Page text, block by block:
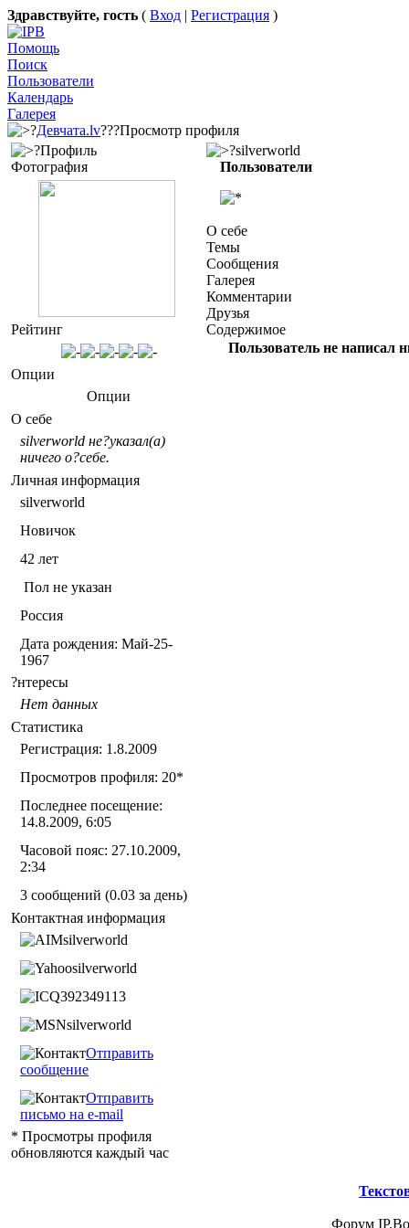
Здравствуйте, гость ( Вход | Регистрация )
Помощь
Поиск
Пользователи
Календарь
Галерея
?Девчата.lv???Просмотр профиля
?Профиль
Фотография
Рейтинг
Опции
Опции
О себе
silverworld не?указал(а)
ничего о?себе.
Личная информация
silverworld
Новичок
42 лет
Пол не указан
Россия
Дата рождения: Май-25-
1967
?нтересы
Нет данных
Статистика
Регистрация: 1.8.2009
Просмотров профиля: 20*
Последнее посещение:
14.8.2009, 6:05
Часовой пояс: 27.10.2009,
2:34
3 сообщений (0.03 за день)
Контактная информация
silverworld
silverworld
392349113
silverworld
Отправить
сообщение
Отправить
письмо на e-mail
* Просмотры профиля
обновляются каждый час
?silverworld
Пользователи
О себе
Темы
Сообщения
Галерея
Комментарии
Друзья
Содержимое
Пользователь не написал
Форум